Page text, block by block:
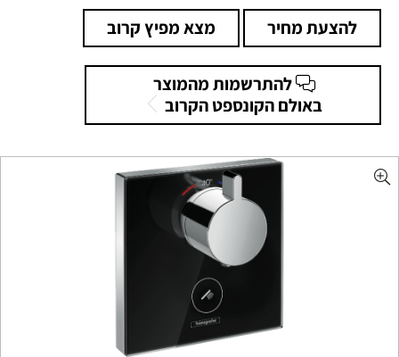
להצעת מחיר מצא מפיץ קרוב
להתרשמות מהמוצר
באולם הקונספט הקרוב